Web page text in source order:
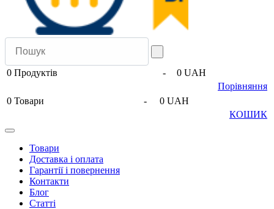
0 Продуктів -
0 UAH
Порівняння
0 Товари -
0 UAH
КОШИК
Товари
Доставка і оплата
Гарантії і повернення
Контакти
Блог
Статті